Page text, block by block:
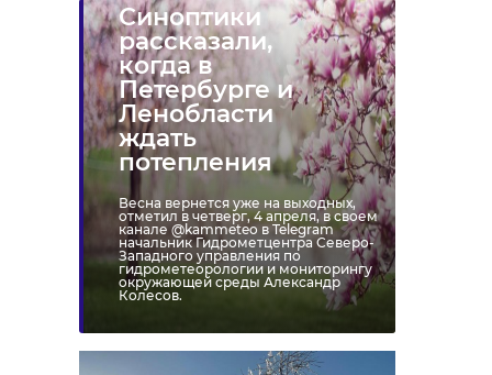
Синоптики
рассказали,
когда в
Петербурге и
Ленобласти
ждать
потепления
Весна вернется уже на выходных,
отметил в четверг, 4 апреля, в своем
канале @kammeteo в Telegram
начальник Гидрометцентра Северо-
Западного управления по
гидрометеорологии и мониторингу
окружающей среды Александр
Колесов.